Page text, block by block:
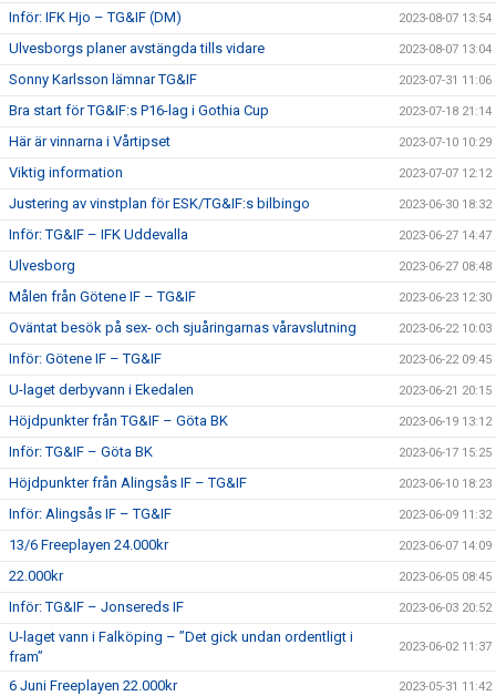
Inför: IFK Hjo – TG&IF (DM) 2023-08-07 13:54
Ulvesborgs planer avstängda tills vidare 2023-08-07 13:04
Sonny Karlsson lämnar TG&IF 2023-07-31 11:06
Bra start för TG&IF:s P16-lag i Gothia Cup 2023-07-18 21:14
Här är vinnarna i Vårtipset 2023-07-10 10:29
Viktig information 2023-07-07 12:12
Justering av vinstplan för ESK/TG&IF:s bilbingo 2023-06-30 18:32
Inför: TG&IF – IFK Uddevalla 2023-06-27 14:47
Ulvesborg 2023-06-27 08:48
Målen från Götene IF – TG&IF 2023-06-23 12:30
Oväntat besök på sex- och sjuåringarnas våravslutning 2023-06-22 10:03
Inför: Götene IF – TG&IF 2023-06-22 09:45
U-laget derbyvann i Ekedalen 2023-06-21 20:15
Höjdpunkter från TG&IF – Göta BK 2023-06-19 13:12
Inför: TG&IF – Göta BK 2023-06-17 15:25
Höjdpunkter från Alingsås IF – TG&IF 2023-06-10 18:23
Inför: Alingsås IF – TG&IF 2023-06-09 11:32
13/6 Freeplayen 24.000kr 2023-06-07 14:09
22.000kr 2023-06-05 08:45
Inför: TG&IF – Jonsereds IF 2023-06-03 20:52
U-laget vann i Falköping – ”Det gick undan ordentligt i
fram”
2023-06-02 11:37
6 Juni Freeplayen 22.000kr 2023-05-31 11:42